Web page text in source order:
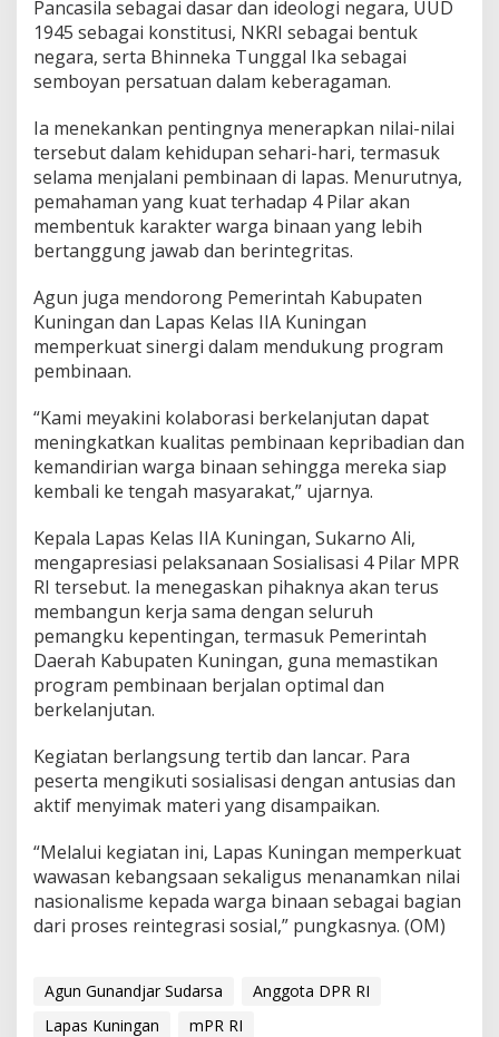
Pancasila sebagai dasar dan ideologi negara, UUD
1945 sebagai konstitusi, NKRI sebagai bentuk
negara, serta Bhinneka Tunggal Ika sebagai
semboyan persatuan dalam keberagaman.
Ia menekankan pentingnya menerapkan nilai-nilai
tersebut dalam kehidupan sehari-hari, termasuk
selama menjalani pembinaan di lapas. Menurutnya,
pemahaman yang kuat terhadap 4 Pilar akan
membentuk karakter warga binaan yang lebih
bertanggung jawab dan berintegritas.
Agun juga mendorong Pemerintah Kabupaten
Kuningan dan Lapas Kelas IIA Kuningan
memperkuat sinergi dalam mendukung program
pembinaan.
“Kami meyakini kolaborasi berkelanjutan dapat
meningkatkan kualitas pembinaan kepribadian dan
kemandirian warga binaan sehingga mereka siap
kembali ke tengah masyarakat,” ujarnya.
Kepala Lapas Kelas IIA Kuningan, Sukarno Ali,
mengapresiasi pelaksanaan Sosialisasi 4 Pilar MPR
RI tersebut. Ia menegaskan pihaknya akan terus
membangun kerja sama dengan seluruh
pemangku kepentingan, termasuk Pemerintah
Daerah Kabupaten Kuningan, guna memastikan
program pembinaan berjalan optimal dan
berkelanjutan.
Kegiatan berlangsung tertib dan lancar. Para
peserta mengikuti sosialisasi dengan antusias dan
aktif menyimak materi yang disampaikan.
“Melalui kegiatan ini, Lapas Kuningan memperkuat
wawasan kebangsaan sekaligus menanamkan nilai
nasionalisme kepada warga binaan sebagai bagian
dari proses reintegrasi sosial,” pungkasnya. (OM)
Agun Gunandjar Sudarsa
Anggota DPR RI
Lapas Kuningan
mPR RI